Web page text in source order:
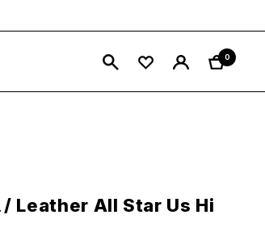
0
Leather All Star Us Hi